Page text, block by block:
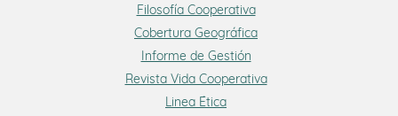
Filosofía Cooperativa
Cobertura Geográfica
Informe de Gestión
Revista Vida Cooperativa
Linea Ética